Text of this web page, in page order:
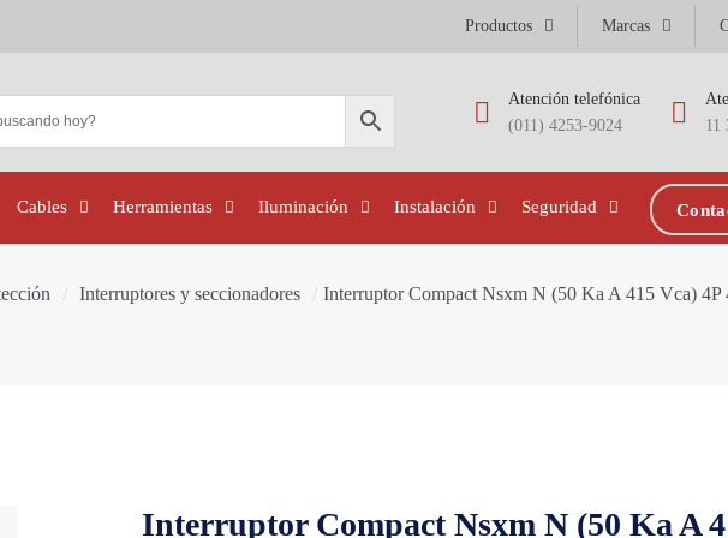
Productos Marcas
Atención telefónica
(011) 4253-9024
11
Cables Herramientas Iluminación Instalación Seguridad
/ Interruptores y seccionadores / Interruptor Compact Nsxm N (50 Ka A 415 Vca)
Interruptor Compact Nsxm N (50 Ka A